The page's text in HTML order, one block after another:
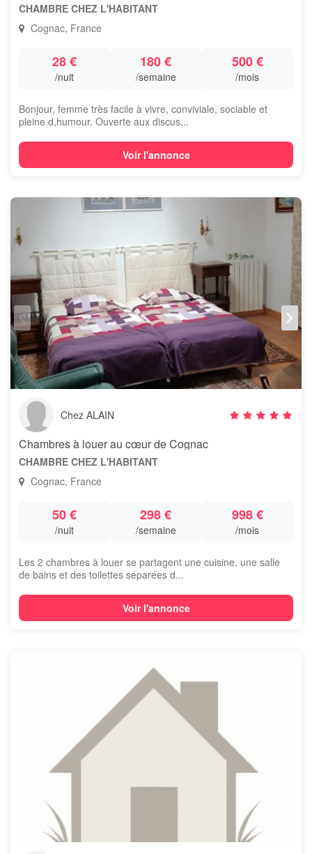
CHAMBRE CHEZ L'HABITANT
Cognac, France
28 €
/nuit
180 €
/semaine
500 €
/mois
Bonjour, femme très facile à vivre, conviviale, sociable et
pleine d,humour. Ouverte aux discus...
Voir l'annonce
Chez ALAIN
Chambres à louer au cœur de Cognac
CHAMBRE CHEZ L'HABITANT
Cognac, France
50 €
/nuit
298 €
/semaine
998 €
/mois
Les 2 chambres à louer se partagent une cuisine, une salle
de bains et des toilettes séparées d...
Voir l'annonce